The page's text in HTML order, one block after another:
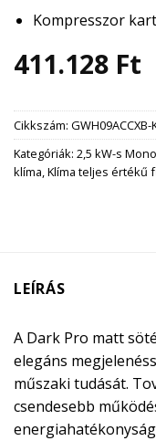
Kompresszor
411.128 Ft
Cikkszám: GWH09ACCXB-
Kategóriák: 2,5 kW-s
klíma,Klíma teljes értékű
LEÍRÁS
A Dark Pro matt
elegáns
műszaki tudását.
csendesebb